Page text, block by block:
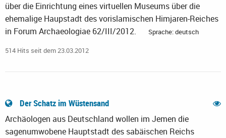
über die Einrichtung eines virtuellen Museums über die
ehemalige Haupstadt des vorislamischen Himjaren-Reiches
in Forum Archaeologiae 62/III/2012.
Sprache: deutsch
514 Hits seit dem 23.03.2012
Der Schatz im Wüstensand
Archäologen aus Deutschland wollen im Jemen die
sagenumwobene Hauptstadt des sabäischen Reichs